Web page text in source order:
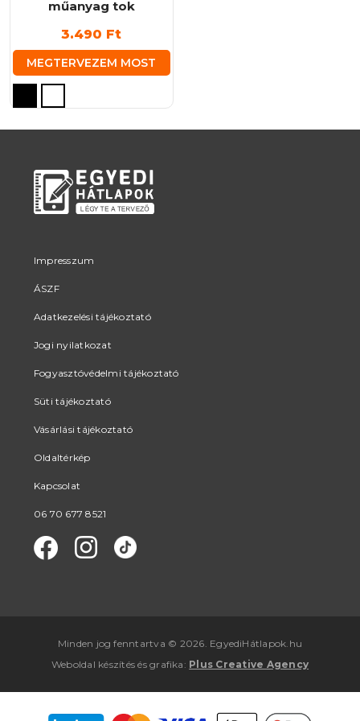
műanyag tok
3.490 Ft
MEGTERVEZEM MOST
Ennek
van.
változatok
termékoldalon
Impresszum
ÁSZF
Adatkezelési tájékoztató
Jogi nyilatkozat
Fogyasztóvédelmi tájékoztató
Süti tájékoztató
Vásárlási tájékoztató
Oldaltérkép
Kapcsolat
06 70 677 8521
Minden jog fenntartva © 2026. EgyediHátlapok.hu
Weboldal készítés ésgrafika : Plus Creative Agency